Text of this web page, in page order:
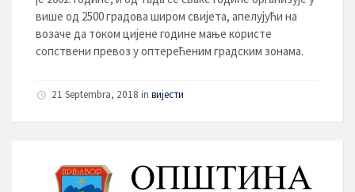
више од 2500 градова широм свијета, апелујући на
возаче да током цијене године мање користе
сопствени превоз у оптерећеним градским зонама.
21 Septembra, 2018 in вијести